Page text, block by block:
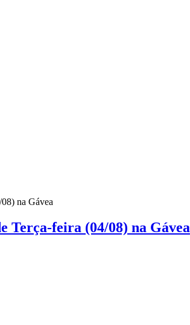
na Gávea
Terça-feira (04/08) na Gávea